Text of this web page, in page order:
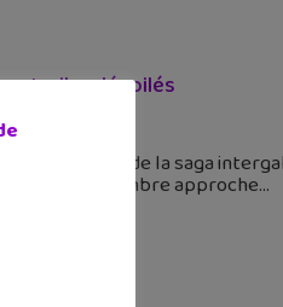
trailer dévoilés
spin-off de la saga
du 14 décembre approche